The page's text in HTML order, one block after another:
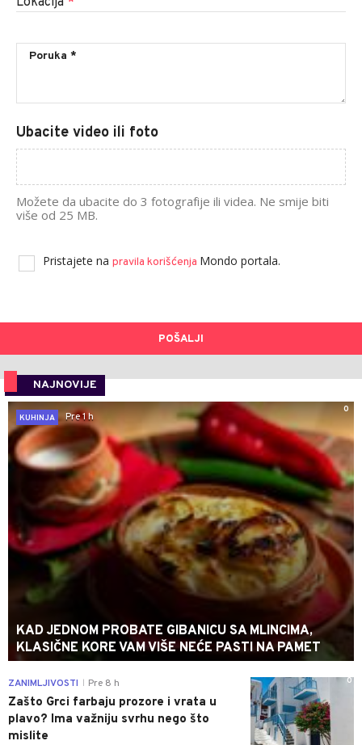
Ubacite video ili foto
Možete da ubacite do 3 fotografije ili videa. Ne smije biti
više od 25 MB.
Pristajete na pravila korišćenja Mondo portala.
POŠALJI
NAJNOVIJE
0
KUHINJA
Pre 1 h
KAD JEDNOM PROBATE GIBANICU SA MLINCIMA,
KLASIČNE KORE VAM VIŠE NEĆE PASTI NA PAMET
0
ZANIMLJIVOSTI Pre 8 h
Zašto Grci farbaju prozore i vrata u
plavo? Ima važniju svrhu nego što
mislite